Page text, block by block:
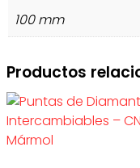
100 mm
Productos